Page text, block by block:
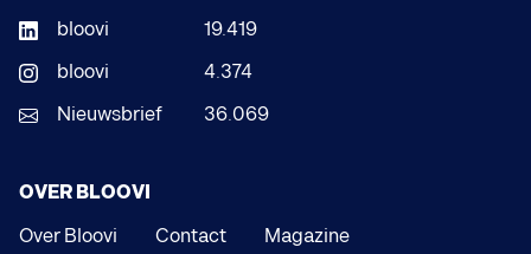
bloovi
19.419
bloovi
4.374
Nieuwsbrief
36.069
OVER BLOOVI
Over Bloovi
Contact
Magazine